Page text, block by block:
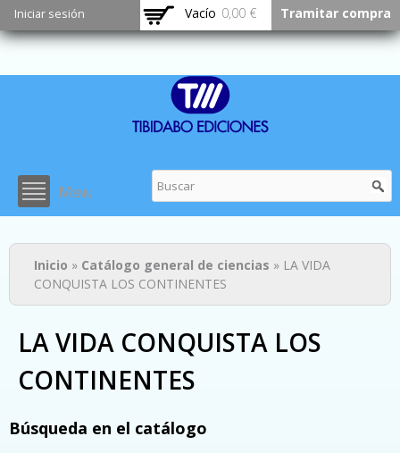
Pasar al
contenido
principal
Iniciar sesión Vacío 0,00 € Tramitar compra
Menu
Usted está aquí
Inicio » Catálogo general de ciencias » LA VIDA
CONQUISTA LOS CONTINENTES
LA VIDA CONQUISTA LOS
CONTINENTES
Búsqueda en el catálogo